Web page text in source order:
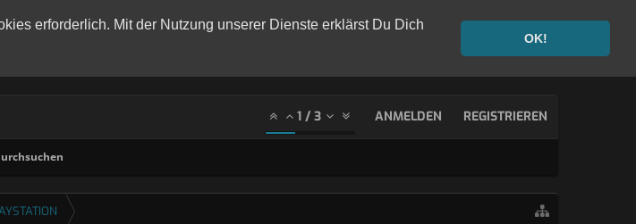
erforderlich. Mit der Nutzung unserer Dienste erklärst Du Dich
OK!
1 / 3 ANMELDEN REGISTRIEREN